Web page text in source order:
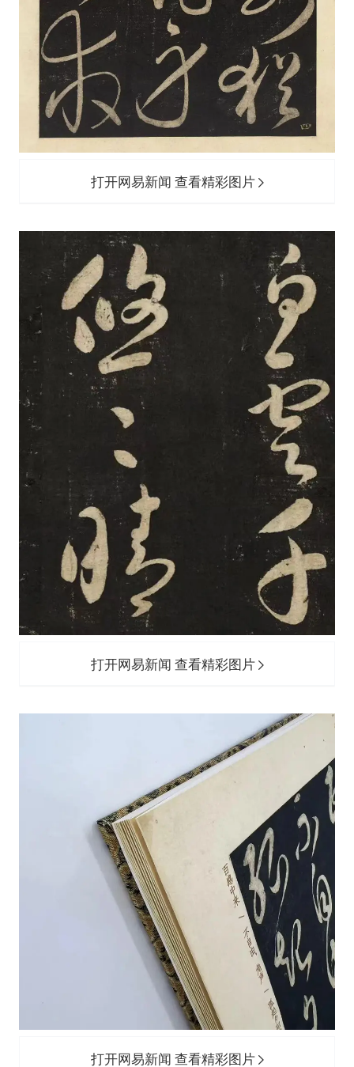
打开网易新闻 查看精彩图片
打开网易新闻 查看精彩图片
打开网易新闻 查看精彩图片